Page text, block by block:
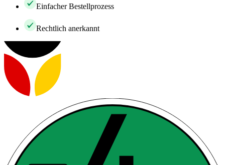
Einfacher Bestellprozess
Rechtlich anerkannt